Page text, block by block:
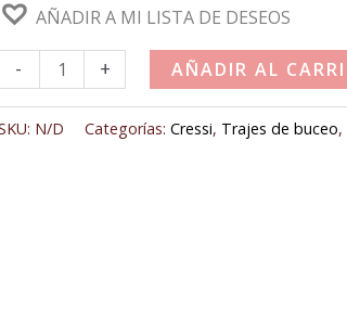
AÑADIR A MI LISTA DE DESEOS
- + AÑADIR AL
N/D Categorías: Cressi, Trajes de buceo,